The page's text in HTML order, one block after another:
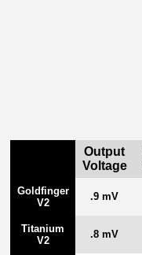
Output
Voltage
Goldfinger
V2
.9 mV
Titanium
V2
.8 mV